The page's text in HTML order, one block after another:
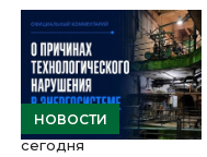
НОВОСТИ
сегодня